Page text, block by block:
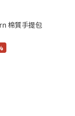
棉質手提包